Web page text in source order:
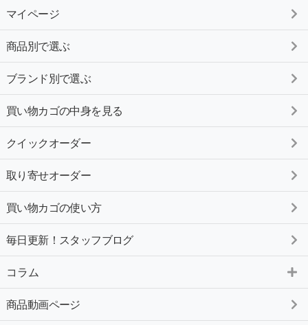
マイページ
商品別で選ぶ
ブランド別で選ぶ
買い物カゴの中身を見る
クイックオーダー
取り寄せオーダー
買い物カゴの使い方
毎日更新！スタッフブログ
コラム
商品動画ページ